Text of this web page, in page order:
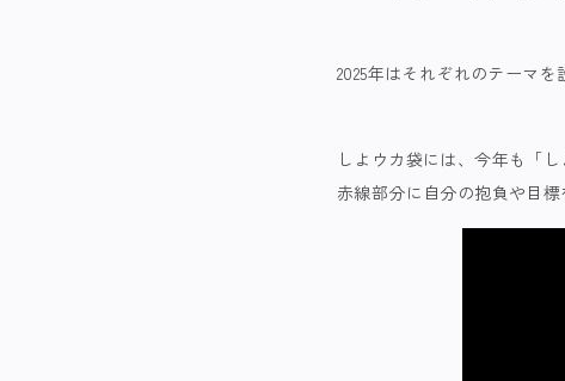
2025年はそれぞれのテーマ
しよウカ袋には、今年も「
赤線部分に自分の抱負や目